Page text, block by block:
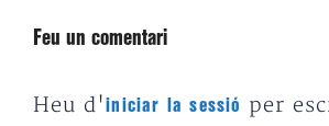
Feu un comentari
Heu d'iniciar la sessió
per